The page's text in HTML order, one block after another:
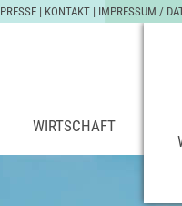
PRESSE | KONTAKT | IMPRESSUM /
WIRTSCHAFT